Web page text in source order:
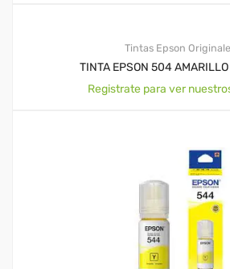
Tintas Epson
TINTA EPSON 504
Registrate para ver